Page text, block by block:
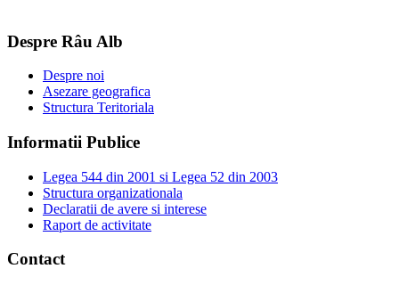
Despre Râu Alb
Despre noi
Asezare geografica
Structura Teritoriala
Informatii Publice
Legea 544 din 2001 si Legea 52 din 2003
Structura organizationala
Declaratii de avere si interese
Raport de activitate
Contact